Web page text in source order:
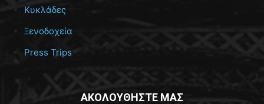
Κυκλάδες
Ξενοδοχεία
Press Trips
ΑΚΟΛΟΥΘΗΣΤΕ ΜΑΣ